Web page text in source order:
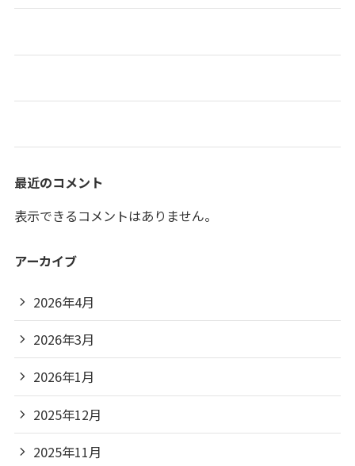
最近のコメント
表示できるコメントはありません。
アーカイブ
2026年4月
2026年3月
2026年1月
2025年12月
2025年11月